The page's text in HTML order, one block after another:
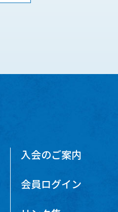
入会のご案内
会員ログイン